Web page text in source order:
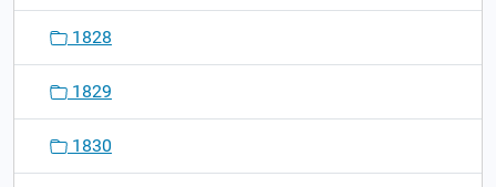
1828
1829
1830